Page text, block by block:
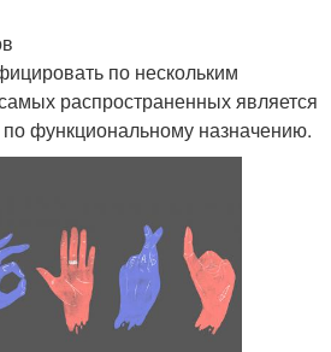
по нескольким
распространенных является
по функциональному назначению.